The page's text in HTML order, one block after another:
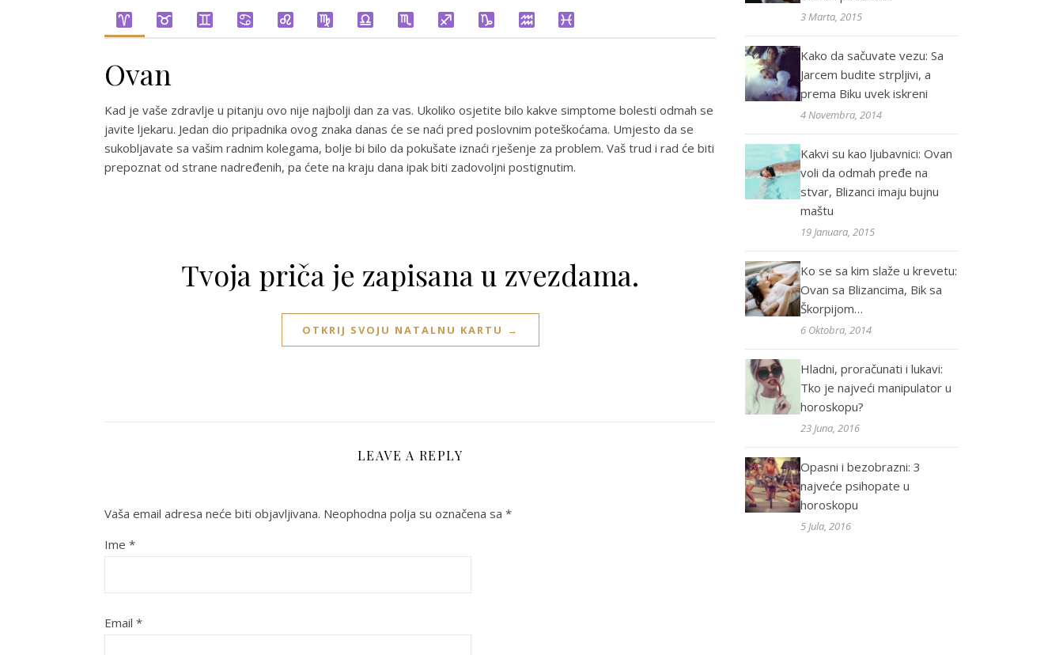
Ovan
Kad je vaše zdravlje u pitanju ovo nije najbolji dan za vas. Ukoliko osjetite bilo kakve simptome bolesti odmah se
javite ljekaru. Jedan dio pripadnika ovog znaka danas će se naći pred poslovnim poteškoćama. Umjesto da se
sukobljavate sa vašim radnim kolegama, bolje bi bilo da pokušate iznaći rješenje za problem. Vaš trud i rad će biti
prepoznat od strane nadređenih, pa ćete na kraju dana ipak biti zadovoljni postignutim.
Tvoja priča je zapisana u zvezdama.
OTKRIJ SVOJU NATALNU KARTU →
LEAVE A REPLY
Vaša email adresa neće biti objavljivana. Neophodna polja su označena sa *
Ime *
Email *
3 Marta, 2015
Kako da sačuvate vezu: Sa
Jarcem budite strpljivi, a
prema Biku uvek iskreni
4 Novembra, 2014
Kakvi su kao ljubavnici: Ovan
voli da odmah pređe na
stvar, Blizanci imaju bujnu
maštu
19 Januara, 2015
Ko se sa kim slaže u krevetu:
Ovan sa Blizancima, Bik sa
Škorpijom…
6 Oktobra, 2014
Hladni, proračunati i lukavi:
Tko je najveći manipulator u
horoskopu?
23 Juna, 2016
Opasni i bezobrazni: 3
najveće psihopate u
horoskopu
5 Jula, 2016